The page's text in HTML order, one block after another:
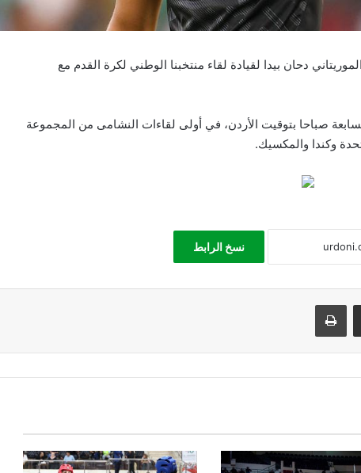
دحان بيدا لقيادة لقاء منتخبنا الوطني لكرة القدم مع
صباحا بتوقيت الأردن، في أولى لقاءات النشامى من المجموعة
وكندا والمكسيك.
نسخ الرابط